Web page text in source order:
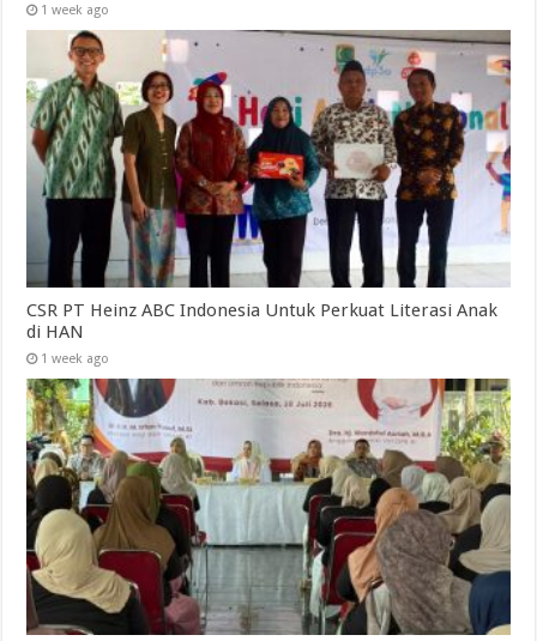
1 week ago
CSR PT Heinz ABC Indonesia Untuk Perkuat Literasi Anak
di HAN
1 week ago